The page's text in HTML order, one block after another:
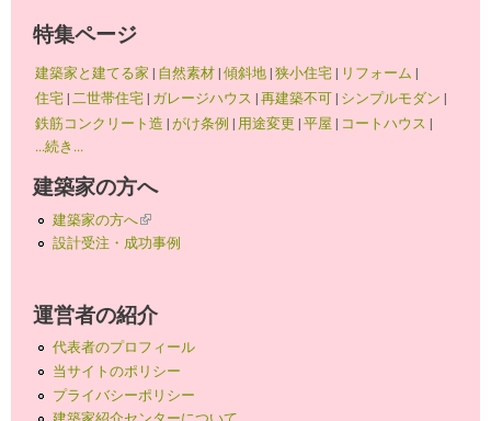
特集ページ
建築家と建てる家 | 自然素材|傾斜地|狭小住宅| リフォーム |
住宅|二世帯住宅| ガレージハウス |再建築不可| シンプルモダン |
鉄筋コンクリート造 |がけ条例 | 用途変更 |平屋 | コートハウス |
...続き...
建築家の方へ
建築家の方へ(link is external)
設計受注・成功事例
運営者の紹介
代表者のプロフィール
当サイトのポリシー
プライバシーポリシー